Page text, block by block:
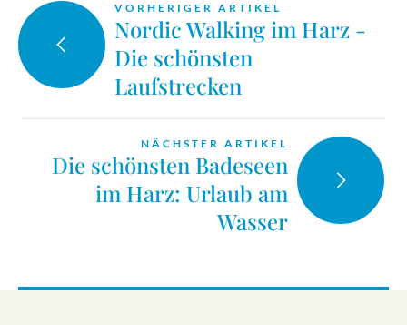
VORHERIGER ARTIKEL
Nordic Walking im Harz -
Die schönsten
Laufstrecken
NÄCHSTER ARTIKEL
Die schönsten Badeseen
im Harz: Urlaub am
Wasser